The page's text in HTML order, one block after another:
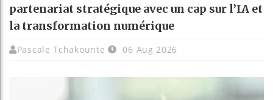
partenariat stratégique avec un cap sur l’IA et
la transformation numérique
Pascale Tchakounte 06 Aug 2026